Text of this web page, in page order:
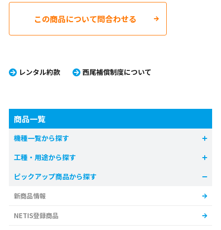
この商品について問合わせる
レンタル約款 西尾補償制度について
商品一覧
機種一覧から探す
工種・用途から探す
ピックアップ商品から探す
新商品情報
NETIS登録商品